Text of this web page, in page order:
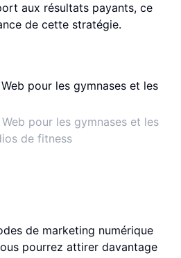
aux résultats payants, ce
de cette stratégie.
pour les gymnases et les
de fitness
de marketing numérique
pourrez attirer davantage